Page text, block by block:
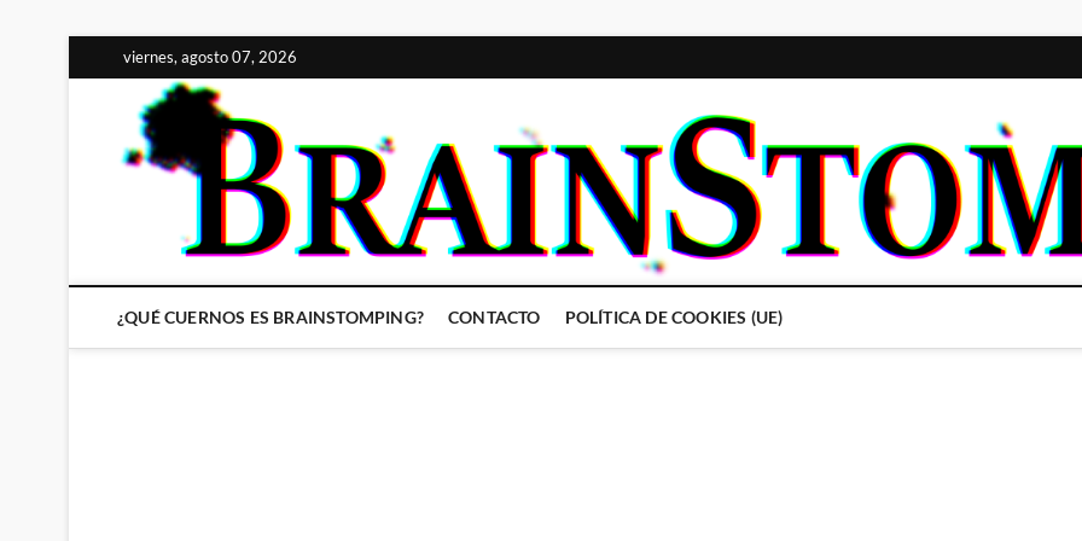
al
contenido
viernes, agosto 07, 2026
¿QUÉ CUERNOS ES BRAINSTOMPING? CONTACTO POLÍTICA DE COOKIES (UE)